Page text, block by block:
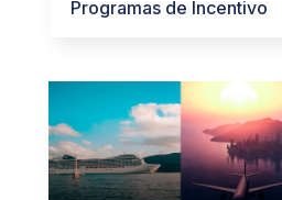
Programas de Incentivo